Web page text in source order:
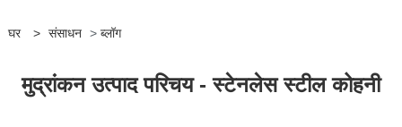
घर > संसाधन > ब्लॉग
मुद्रांकन उत्पाद परिचय - स्टेनलेस स्टील कोहनी